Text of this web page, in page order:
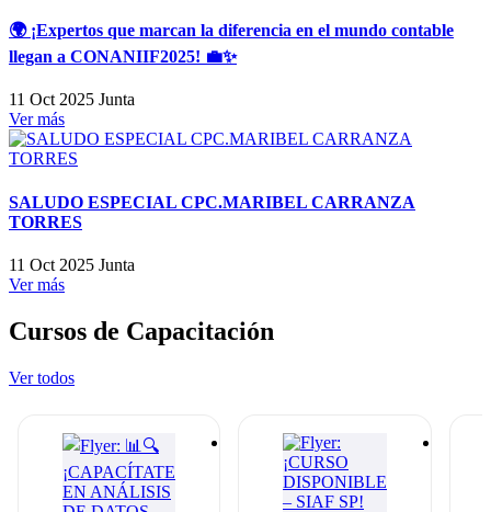
🌍 ¡Expertos que marcan la diferencia en el mundo contable
llegan a CONANIIF2025! 💼✨
11 Oct 2025 Junta
Ver más
SALUDO ESPECIAL CPC.MARIBEL CARRANZA
TORRES
11 Oct 2025 Junta
Ver más
Cursos de Capacitación
Ver todos